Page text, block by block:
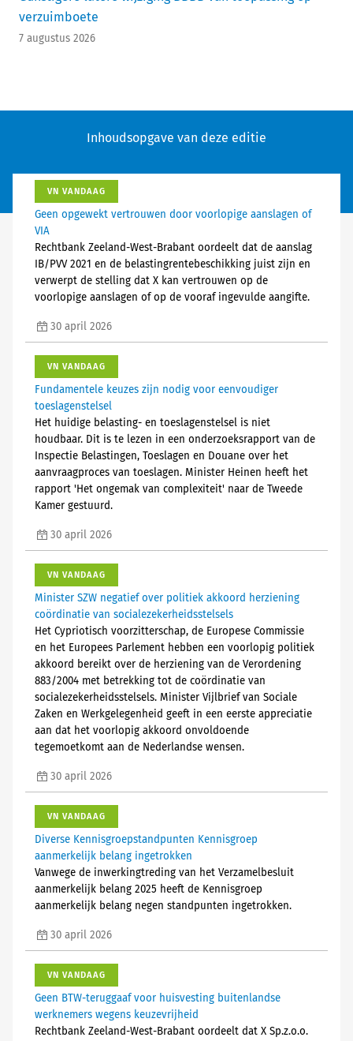
verzuimboete
7 augustus 2026
Inhoudsopgave van deze editie
VN VANDAAG
Geen opgewekt vertrouwen door voorlopige aanslagen of
VIA
Rechtbank Zeeland-West-Brabant oordeelt dat de aanslag
IB/PVV 2021 en de belastingrentebeschikking juist zijn en
verwerpt de stelling dat X kan vertrouwen op de
voorlopige aanslagen of op de vooraf ingevulde aangifte.
30 april 2026
VN VANDAAG
Fundamentele keuzes zijn nodig voor eenvoudiger
toeslagenstelsel
Het huidige belasting- en toeslagenstelsel is niet
houdbaar. Dit is te lezen in een onderzoeksrapport van de
Inspectie Belastingen, Toeslagen en Douane over het
aanvraagproces van toeslagen. Minister Heinen heeft het
rapport 'Het ongemak van complexiteit' naar de Tweede
Kamer gestuurd.
30 april 2026
VN VANDAAG
Minister SZW negatief over politiek akkoord herziening
coördinatie van socialezekerheidsstelsels
Het Cypriotisch voorzitterschap, de Europese Commissie
en het Europees Parlement hebben een voorlopig politiek
akkoord bereikt over de herziening van de Verordening
883/2004 met betrekking tot de coördinatie van
socialezekerheidsstelsels. Minister Vijlbrief van Sociale
Zaken en Werkgelegenheid geeft in een eerste appreciatie
aan dat het voorlopig akkoord onvoldoende
tegemoetkomt aan de Nederlandse wensen.
30 april 2026
VN VANDAAG
Diverse Kennisgroepstandpunten Kennisgroep
aanmerkelijk belang ingetrokken
Vanwege de inwerkingtreding van het Verzamelbesluit
aanmerkelijk belang 2025 heeft de Kennisgroep
aanmerkelijk belang negen standpunten ingetrokken.
30 april 2026
VN VANDAAG
Geen BTW-teruggaaf voor huisvesting buitenlandse
werknemers wegens keuzevrijheid
Rechtbank Zeeland-West-Brabant oordeelt dat X Sp.z.o.o.